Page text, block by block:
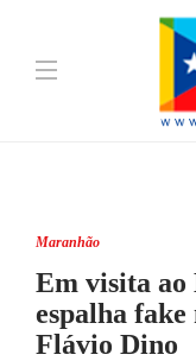
Maranhão
Em visita
espalha fake
Flávio Dino